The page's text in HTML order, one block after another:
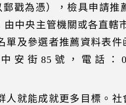
戳為憑），檢具申請
由中央主管機關或各直
單及參選者推薦資料表
安街85號，電話：
人就能成就更多目標。